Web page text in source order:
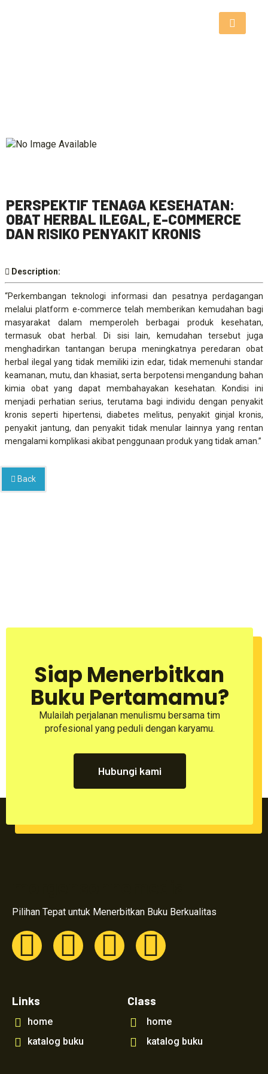
PERSPEKTIF TENAGA KESEHATAN:
OBAT HERBAL ILEGAL, E-COMMERCE
DAN RISIKO PENYAKIT KRONIS
Description:
“Perkembangan teknologi informasi dan pesatnya perdagangan
melalui platform e-commerce telah memberikan kemudahan bagi
masyarakat dalam memperoleh berbagai produk kesehatan,
termasuk obat herbal. Di sisi lain, kemudahan tersebut juga
menghadirkan tantangan berupa meningkatnya peredaran obat
herbal ilegal yang tidak memiliki izin edar, tidak memenuhi standar
keamanan, mutu, dan khasiat, serta berpotensi mengandung bahan
kimia obat yang dapat membahayakan kesehatan. Kondisi ini
menjadi perhatian serius, terutama bagi individu dengan penyakit
kronis seperti hipertensi, diabetes melitus, penyakit ginjal kronis,
penyakit jantung, dan penyakit tidak menular lainnya yang rentan
mengalami komplikasi akibat penggunaan produk yang tidak aman.”
Back
Siap Menerbitkan
Buku Pertamamu?
Mulailah perjalanan menulismu bersama tim
profesional yang peduli dengan karyamu.
Hubungi kami
Pilihan Tepat untuk Menerbitkan Buku Berkualitas
Links
home
katalog buku
Class
home
katalog buku